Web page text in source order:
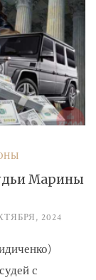
Марины
2024
с